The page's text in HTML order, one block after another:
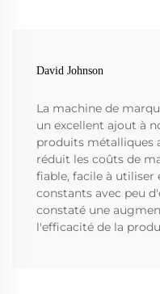
David Johnson
La machine de
un excellent ajout à
produits métalliques
réduit les coûts de
fiable, facile à utiliser
constants avec peu
constaté une
l'efficacité de la